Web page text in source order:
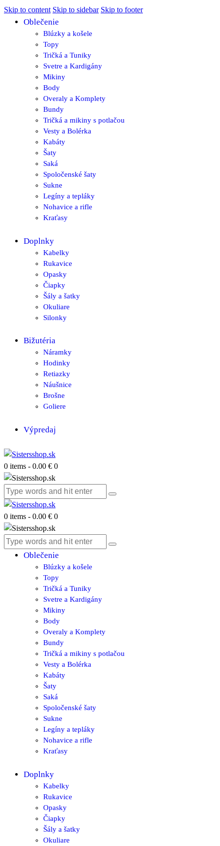
Skip to content Skip to sidebar Skip to footer
Oblečenie
Blúzky a košele
Topy
Tričká a Tuniky
Svetre a Kardigány
Mikiny
Body
Overaly a Komplety
Bundy
Tričká a mikiny s potlačou
Vesty a Bolérka
Kabáty
Šaty
Saká
Spoločenské šaty
Sukne
Legíny a tepláky
Nohavice a rifle
Kraťasy
Doplnky
Kabelky
Rukavice
Opasky
Čiapky
Šály a šatky
Okuliare
Silonky
Bižutéria
Náramky
Hodinky
Retiazky
Náušnice
Brošne
Goliere
Výpredaj
0 items - 0.00 € 0
0 items - 0.00 € 0
Oblečenie
Blúzky a košele
Topy
Tričká a Tuniky
Svetre a Kardigány
Mikiny
Body
Overaly a Komplety
Bundy
Tričká a mikiny s potlačou
Vesty a Bolérka
Kabáty
Šaty
Saká
Spoločenské šaty
Sukne
Legíny a tepláky
Nohavice a rifle
Kraťasy
Doplnky
Kabelky
Rukavice
Opasky
Čiapky
Šály a šatky
Okuliare